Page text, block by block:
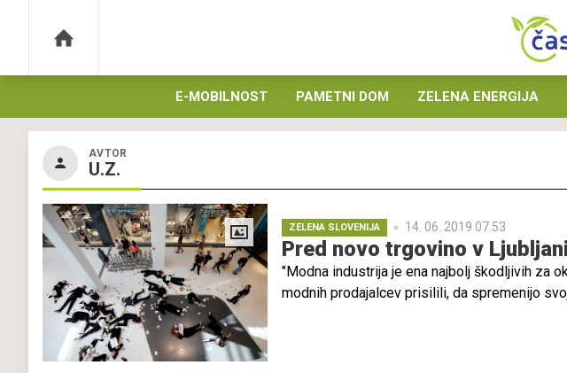
E-MOBILNOST PAMETNI DOM ZELENA ENERGIJA
AVTOR
U.Z.
ZELENA SLOVENIJA 14. 06. 2019 07.53
Pred novo trgovino v
"Modna industrija je ena najbolj škodljivih za
modnih prodajalcev prisilili, da spremenijo